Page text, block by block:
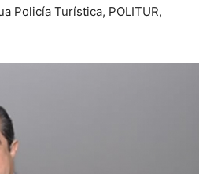
Policía Turística, POLITUR,